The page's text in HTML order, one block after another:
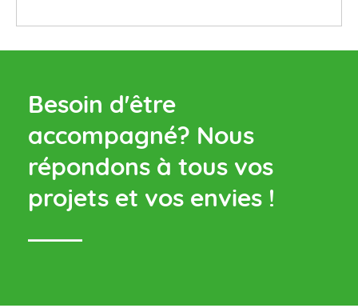
Besoin d'être
accompagné? Nous
répondons à tous vos
projets et vos envies !